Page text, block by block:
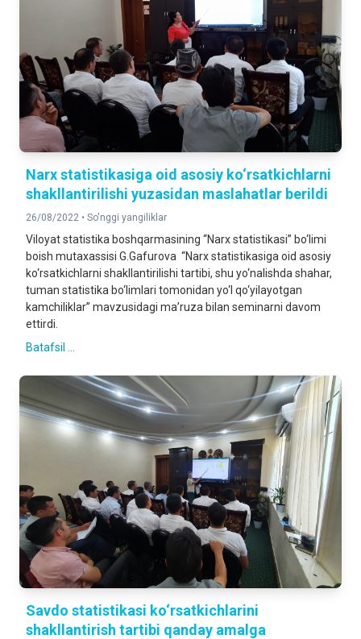
Narx statistikasiga oid asosiy ko‘rsatkichlarni
shakllantirilishi yuzasidan maslahatlar berildi
26/08/2022 • So'nggi yangiliklar
Viloyat statistika boshqarmasining “Narx statistikasi” bo‘limi
boish mutaxassisi G.Gafurova “Narx statistikasiga oid asosiy
ko‘rsatkichlarni shakllantirilishi tartibi, shu yo‘nalishda shahar,
tuman statistika bo‘limlari tomonidan yo‘l qo‘yilayotgan
kamchiliklar” mavzusidagi ma’ruza bilan seminarni davom
ettirdi.
Batafsil ...
Savdo statistikasi ko‘rsatkichlarini
shakllantirish tartibi qanday amalga